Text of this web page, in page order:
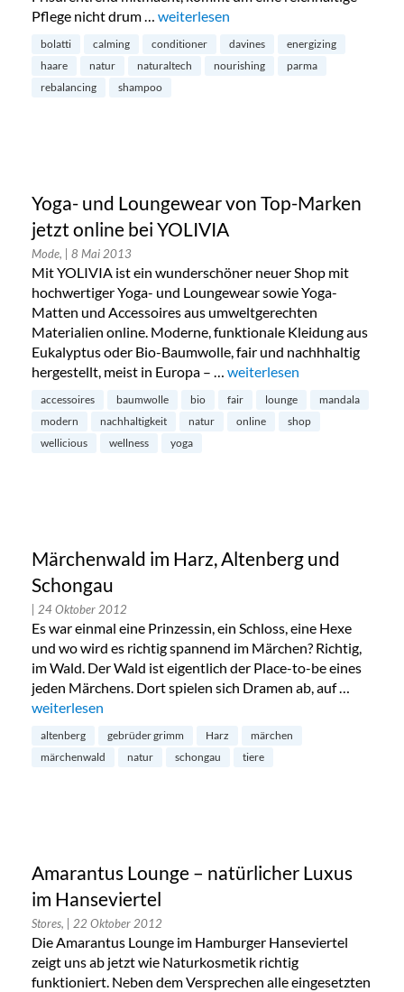
Pflege nicht drum … „Davines Naturaltech: Haar- und
weiterlesen
bolatti calming conditioner davines
energizing
haare
natur naturaltech nourishing
parma
rebalancing
shampoo
Yoga- und Loungewear von Top-Marken
jetzt online bei YOLIVIA
Mode, | 8 Mai 2013
Mit YOLIVIA ist ein wunderschöner neuer Shop mit
hochwertiger Yoga- und Loungewear sowie Yoga-
Matten und Accessoires aus umweltgerechten
Materialien online. Moderne, funktionale Kleidung aus
Eukalyptus oder Bio-Baumwolle, fair und nachhhaltig
hergestellt, meist in Europa – … „Yoga- und Loungewear
weiterlesen
accessoires baumwolle bio fair lounge
mandala
modern
nachhaltigkeit natur online
shop
wellicious
wellness yoga
Märchenwald im Harz, Altenberg und
Schongau
| 24 Oktober 2012
Es war einmal eine Prinzessin, ein Schloss, eine Hexe
und wo wird es richtig spannend im Märchen? Richtig,
im Wald. Der Wald ist eigentlich der Place-to-be eines
jeden Märchens. Dort spielen sich Dramen ab, auf …
„Märchenwald im Harz, Altenberg und Schongau“
weiterlesen
altenberg gebrüder grimm Harz
märchen
märchenwald
natur schongau tiere
Amarantus Lounge – natürlicher Luxus
im Hanseviertel
Stores, | 22 Oktober 2012
Die Amarantus Lounge im Hamburger Hanseviertel
zeigt uns ab jetzt wie Naturkosmetik richtig
funktioniert. Neben dem Versprechen alle eingesetzten